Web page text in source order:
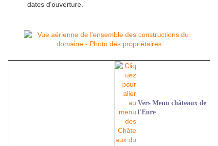
dates d'ouverture.
Vers Menu châteaux de
l'Eure